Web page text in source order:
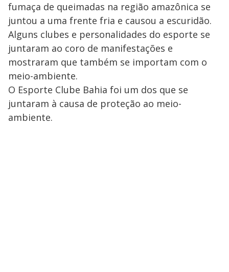
fumaça de queimadas na região amazônica se
juntou a uma frente fria e causou a escuridão.
Alguns clubes e personalidades do esporte se
juntaram ao coro de manifestações e
mostraram que também se importam com o
meio-ambiente.
O Esporte Clube Bahia foi um dos que se
juntaram à causa de proteção ao meio-
ambiente.